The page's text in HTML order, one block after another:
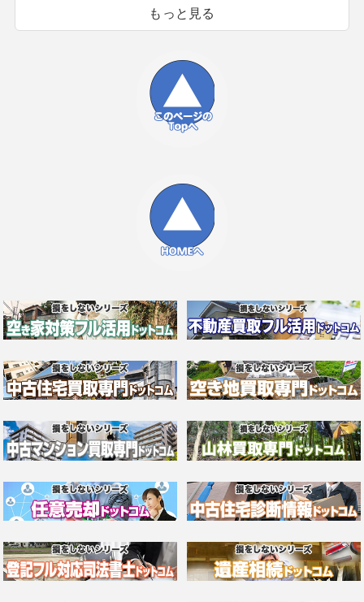
もっと見る